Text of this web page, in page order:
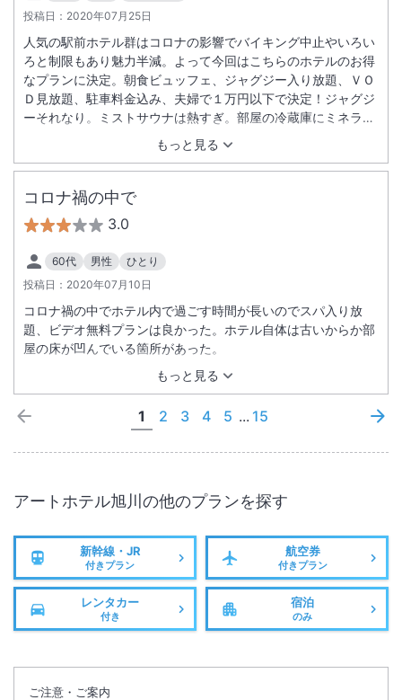
投稿日： 2020年07月25日
もっと見る
人気の駅前ホテル群はコロナの影響でバイキング中止やいろい
ろと制限もあり魅力半減。よって今回はこちらのホテルのお得
なプランに決定。朝食ビュッフェ、ジャグジー入り放題、ＶＯ
Ｄ見放題、駐車料金込み、夫婦で１万円以下で決定！ジャグジ
ーそれなり。ミストサウナは熱すぎ。部屋の冷蔵庫にミネラル
ウォーター？ＶＯＤ見放題じゃない様な？プラン間違われたか
も。バスルーム壁備え付けドライヤーは今どき論外。東食は種
類は豊富でどれも美味しい。海鮮系はほぼなし。でも何かにつ
け芋とカボチャの具が多いよね。チェックアウト後、車を野外
尋常じゃない量と範囲の大惨事に涙。
コロナ禍の中で
3.0
60代 男性
ひとり
投稿日： 2020年07月10日
もっと見る
コロナ禍の中でホテル内で過ごす時間が長いのでスパ入り放
題、ビデオ無料プランは良かった。ホテル自体は古いからか部
屋の床が凹んでいる箇所があった。
1 2 3 4 5 ... 15
アートホテル旭川 の他のプランを探す
新幹線・JR
付きプラン
航空券
付きプラン
レンタカー
付き
宿泊
のみ
ご注意・ご案内